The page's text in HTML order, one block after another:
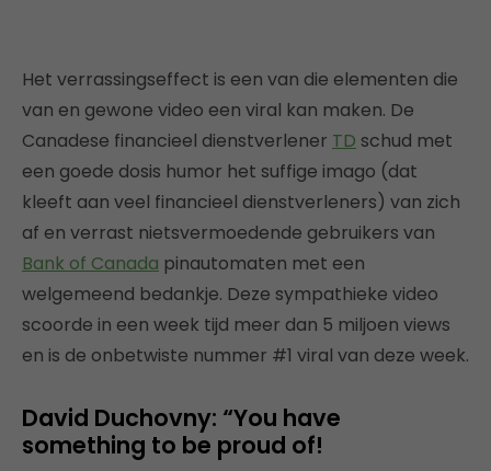
Het verrassingseffect is een van die elementen die
van en gewone video een viral kan maken. De
Canadese financieel dienstverlener TD schud met
een goede dosis humor het suffige imago (dat
kleeft aan veel financieel dienstverleners) van zich
af en verrast nietsvermoedende gebruikers van
Bank of Canada pinautomaten met een
welgemeend bedankje. Deze sympathieke video
scoorde in een week tijd meer dan 5 miljoen views
en is de onbetwiste nummer #1 viral van deze week.
David Duchovny: “You have
something to be proud of!